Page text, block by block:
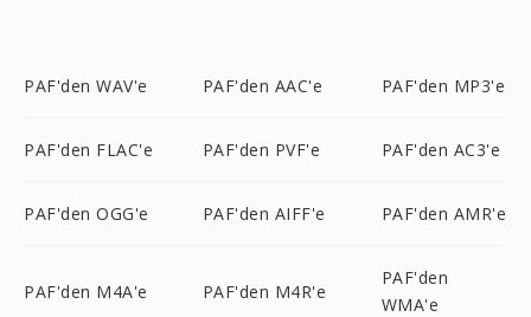
PAF'den WAV'e PAF'den AAC'e PAF'den MP3'e
PAF'den FLAC'e PAF'den PVF'e PAF'den AC3'e
PAF'den OGG'e PAF'den AIFF'e PAF'den AMR'e
PAF'den M4A'e PAF'den M4R'e
PAF'den
WMA'e